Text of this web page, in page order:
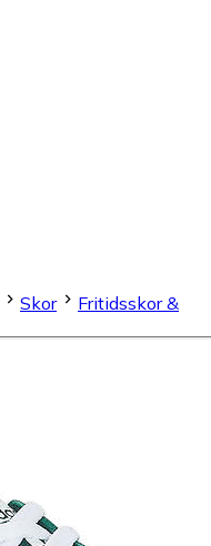
Skor
Fritidsskor &